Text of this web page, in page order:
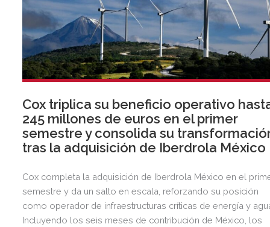
Cox triplica su beneficio operativo
245 millones de euros en el primer
semestre y consolida su
tras la adquisición de Iberdrola México
Cox completa la adquisición de Iberdrola México en el
semestre y da un salto en escala, reforzando su posición
como operador de infraestructuras críticas de energía y
Incluyendo los seis meses de contribución de México, los